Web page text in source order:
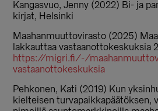
Kangasvuo, Jenny (2022) Bi- ja
kirjat, Helsinki
Maahanmuuttovirasto (2025)
lakkauttaa vastaanottokeskuksia
https://migri.fi/-/
vastaanottokeskuksia
Pehkonen, Kati (2019) Kun
kielteisen turvapaikkapäätöksen,